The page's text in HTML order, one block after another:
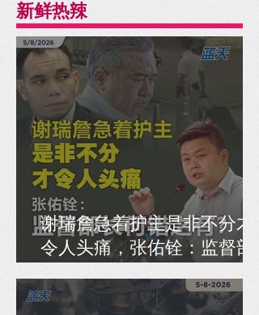
新鲜热辣
谢瑞詹急着护主是非不分才
令人头痛，张佑铨：监督部